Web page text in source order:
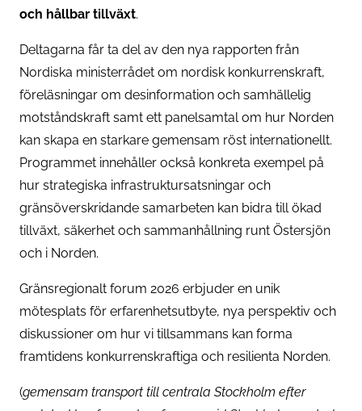
och hållbar tillväxt.
Deltagarna får ta del av den nya rapporten från
Nordiska ministerrådet om nordisk konkurrenskraft,
föreläsningar om desinformation och samhällelig
motståndskraft samt ett panelsamtal om hur Norden
kan skapa en starkare gemensam röst internationellt.
Programmet innehåller också konkreta exempel på
hur strategiska infrastruktursatsningar och
gränsöverskridande samarbeten kan bidra till ökad
tillväxt, säkerhet och sammanhållning runt Östersjön
och i Norden.
Gränsregionalt forum 2026 erbjuder en unik
mötesplats för erfarenhetsutbyte, nya perspektiv och
diskussioner om hur vi tillsammans kan forma
framtidens konkurrenskraftiga och resilienta Norden.
(gemensam transport till centrala Stockholm efter